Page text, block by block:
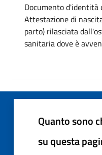
Documento
Attestazione di
parto) rilasciata
sanitaria dove è
Quanto sono
su questa